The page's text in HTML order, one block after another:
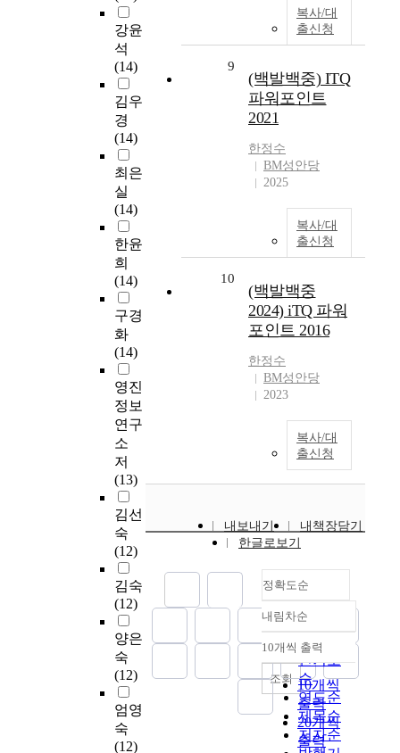
강윤
석
(14)
김우
경
(14)
최은
실
(14)
한윤
희
(14)
구경
화
(14)
영진
정보
연구
소
저
(13)
김선
숙
(12)
김숙
(12)
양은
숙
(12)
엄영
숙
(12)
복사/대
출신청
9
(백발백중) ITQ
파워포인트
2021
한정수
BM성안당
2025
복사/대
출신청
10
(백발백중
2024) iTQ 파워
포인트 2016
한정수
BM성안당
2023
복사/대
출신청
내보내기
내책장담기
한글로보기
정확도순
정확도
순
인기도
순
연도순
제목순
저자순
내림차순
내림차순
10개씩 출력
10개씩
출력
20개씩
출력
조회